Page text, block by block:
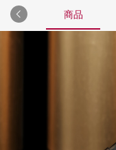
商品